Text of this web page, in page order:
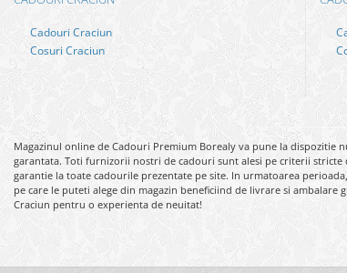
Cadouri Craciun
Cosuri Craciun
Magazinul online de Cadouri Premium Borealy va pune la dispozitie
garantata. Toti furnizorii nostri de cadouri sunt alesi pe criterii stricte
garantie la toate cadourile prezentate pe site. In urmatoarea
pe care le puteti alege din magazin beneficiind de livrare si
Craciun pentru o experienta de neuitat!